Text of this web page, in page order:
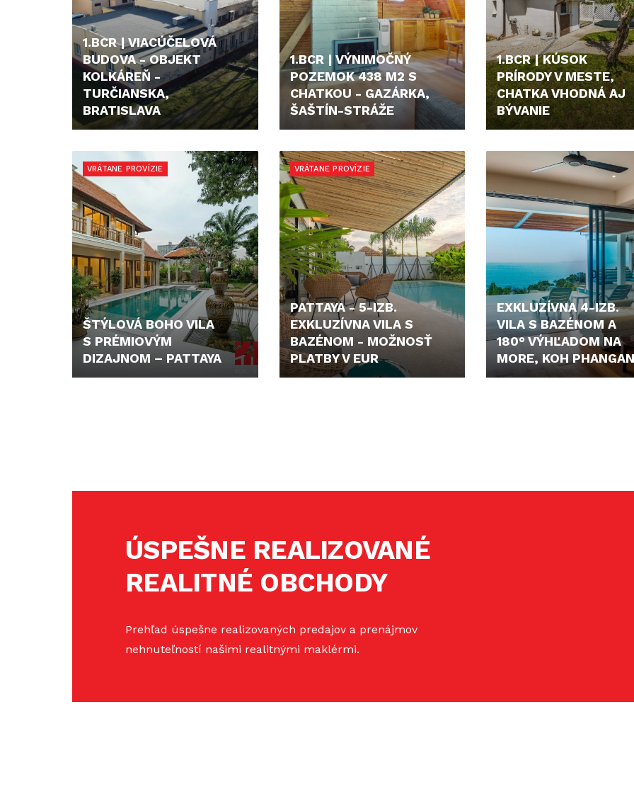
1.BCR | VIACÚČELOVÁ
BUDOVA - OBJEKT
KOLKÁREŇ -
TURČIANSKA,
BRATISLAVA
1.BCR | VÝNIMOČNÝ
POZEMOK 438 M2 S
CHATKOU - GAZÁRKA,
ŠAŠTÍN-STRÁŽE
1.BCR | KÚSOK
PRÍRODY V MESTE,
CHATKA VHODNÁ AJ
BÝVANIE
VRÁTANE PROVÍZIE
ŠTÝLOVÁ BOHO VILA
S PRÉMIOVÝM
DIZAJNOM – PATTAYA
VRÁTANE PROVÍZIE
PATTAYA - 5-IZB.
EXKLUZÍVNA VILA S
BAZÉNOM - MOŽNOSŤ
PLATBY V EUR
EXKLUZÍVNA 4-IZB.
VILA S BAZÉNOM A
180° VÝHĽADOM NA
MORE, KOH PHANGAN
ÚSPEŠNE REALIZOVANÉ
REALITNÉ OBCHODY
Prehľad úspešne realizovaných predajov a prenájmov
nehnuteľností našimi realitnými maklérmi.